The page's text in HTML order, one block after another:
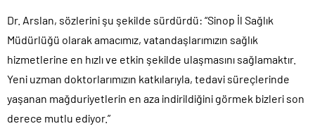
Dr. Arslan, sözlerini şu şekilde sürdürdü: “Sinop İl Sağlık
Müdürlüğü olarak amacımız, vatandaşlarımızın sağlık
hizmetlerine en hızlı ve etkin şekilde ulaşmasını sağlamaktır.
Yeni uzman doktorlarımızın katkılarıyla, tedavi süreçlerinde
yaşanan mağduriyetlerin en aza indirildiğini görmek bizleri son
derece mutlu ediyor.”